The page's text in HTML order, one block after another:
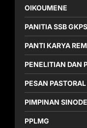
OIKOUMENE
PANITIA SSB
PANTI KARYA
PENELITIAN DAN
PESAN
PIMPINAN
PPLMG